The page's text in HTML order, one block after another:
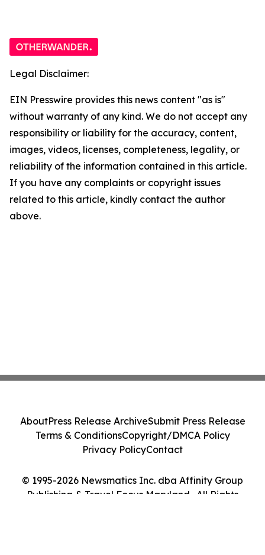
Legal Disclaimer:
EIN Presswire provides this news content "as is"
without warranty of any kind. We do not accept any
responsibility or liability for the accuracy, content,
images, videos, licenses, completeness, legality, or
reliability of the information contained in this article.
If you have any complaints or copyright issues
related to this article, kindly contact the author
above.
© 1995-2026 Newsmatics Inc. dba Affinity Group
Publishing & Travel Focus Maryland . All Rights
AboutPress Release ArchiveSubmit Press Release
Terms & ConditionsCopyright/DMCA Policy
Privacy PolicyContact